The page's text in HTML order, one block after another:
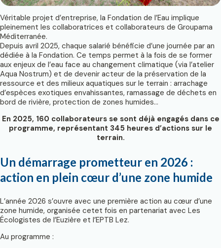
Véritable projet d’entreprise, la Fondation de l’Eau implique
pleinement les collaboratrices et collaborateurs de Groupama
Méditerranée.
Depuis avril 2025, chaque salarié bénéficie d’une journée par an
dédiée à la Fondation. Ce temps permet à la fois de se former
aux enjeux de l’eau face au changement climatique (via l’atelier
Aqua Nostrum) et de devenir acteur de la préservation de la
ressource et des milieux aquatiques sur le terrain : arrachage
d’espèces exotiques envahissantes, ramassage de déchets en
bord de rivière, protection de zones humides…
En 2025, 160 collaborateurs se sont déjà engagés dans ce
programme, représentant 345 heures d’actions sur le
terrain.
Un démarrage prometteur en 2026 :
action en plein cœur d’une zone humide
L’année 2026 s’ouvre avec une première action au cœur d’une
zone humide, organisée cetet fois en partenariat avec Les
Écologistes de l’Euzière et l’EPTB Lez.
Au programme :